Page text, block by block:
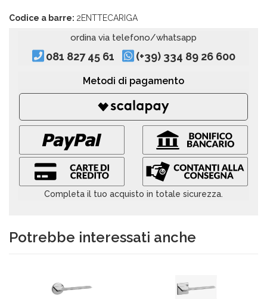
Codice a barre: 2ENTTECARIGA
ordina via telefono/whatsapp
081 827 45 61 (+39) 334 89 26 600
Metodi di pagamento
Completa il tuo acquisto in totale sicurezza.
Potrebbe interessati anche